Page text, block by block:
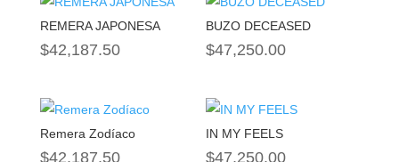
REMERA JAPONESA
$42,187.50
BUZO DECEASED
$47,250.00
Remera Zodíaco
$42,187.50
IN MY FEELS
$47,250.00